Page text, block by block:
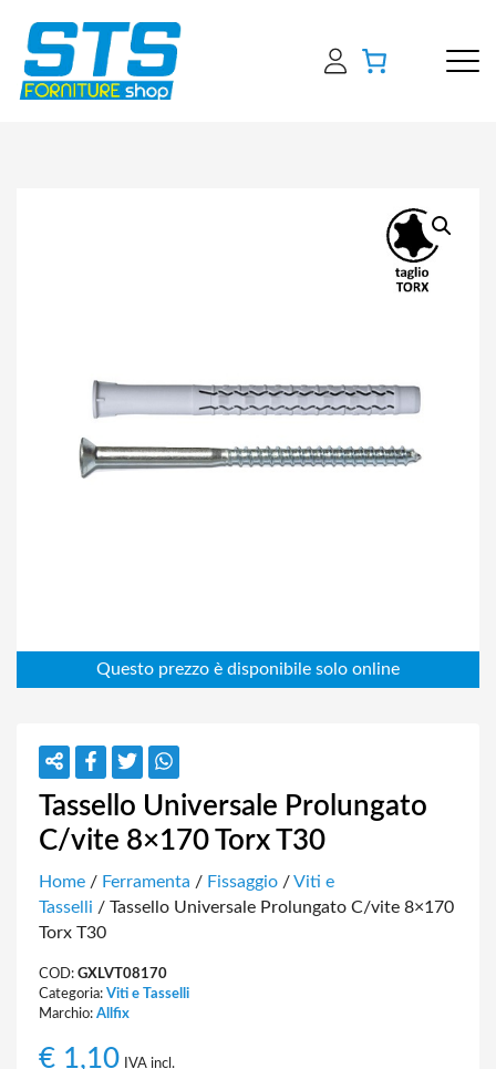
Tassello Universale Prolungato
C/vite 8×170 Torx T30
Home / Ferramenta / Fissaggio /Viti e
Tasselli / Tassello Universale Prolungato C/vite 8×170
Torx T30
COD: GXLVT08170
Categoria: Viti e Tasselli
Marchio: Allfix
€ 1,10 IVA incl.